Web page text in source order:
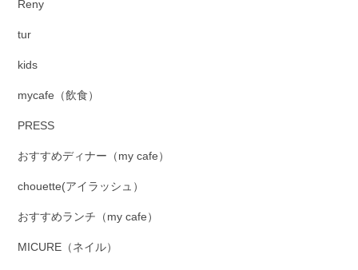
Reny
tur
kids
mycafe（飲食）
PRESS
おすすめディナー（my cafe）
chouette(アイラッシュ）
おすすめランチ（my cafe）
MICURE（ネイル）